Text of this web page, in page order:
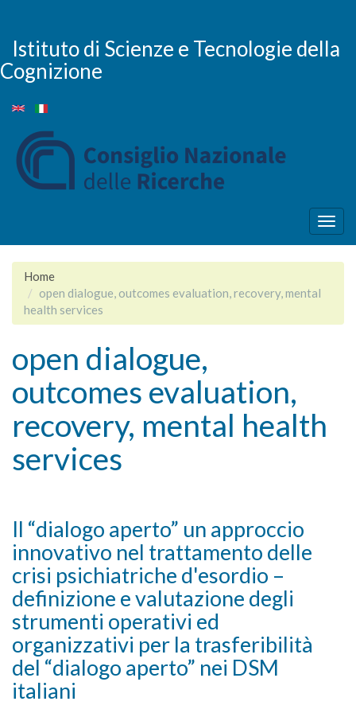
main
content
Istituto di Scienze e Tecnologie della
Cognizione
Home
open dialogue, outcomes evaluation, recovery, mental
health services
open dialogue,
outcomes evaluation,
recovery, mental health
services
Il “dialogo aperto” un approccio
innovativo nel trattamento delle
crisi psichiatriche d'esordio –
definizione e valutazione degli
strumenti operativi ed
organizzativi per la trasferibilità
del “dialogo aperto” nei DSM
italiani